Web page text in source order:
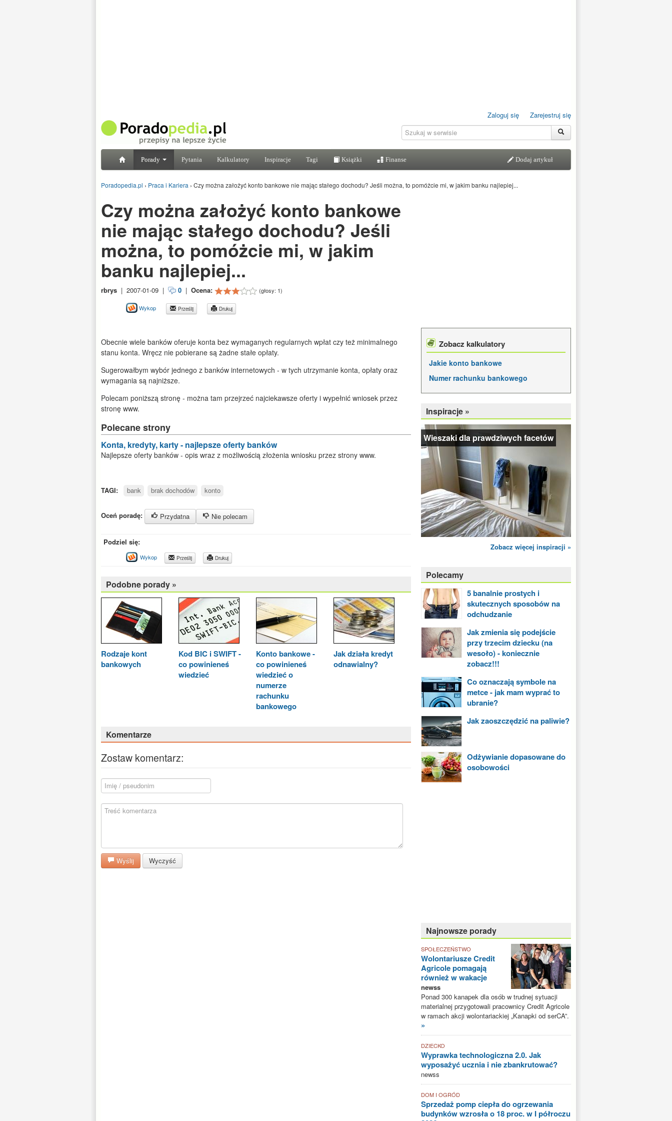
Zaloguj się Zarejestruj się
Porady Pytania Kalkulatory Inspiracje Tagi Książki Finanse Dodaj artykuł
Poradopedia.pl › Praca i Kariera › Czy można założyć konto bankowe nie mając stałego dochodu? Jeśli można, to pomóżcie mi, w jakim banku najlepiej...
Czy można założyć konto bankowe
nie mając stałego dochodu? Jeśli
można, to pomóżcie mi, w jakim
banku najlepiej...
rbrys | 2007-01-09 | 0 | Ocena: (głosy: 1)
Wykop Prześlij Drukuj
Obecnie wiele banków oferuje konta bez wymaganych regularnych wpłat czy też minimalnego
stanu konta. Wręcz nie pobierane są żadne stałe opłaty.
Sugerowałbym wybór jednego z banków internetowych - w tych utrzymanie konta, opłaty oraz
wymagania są najniższe.
Polecam poniższą stronę - można tam przejrzeć najciekawsze oferty i wypełnić wniosek przez
stronę www.
Polecane strony
Konta, kredyty, karty - najlepsze oferty banków
Najlepsze oferty banków - opis wraz z możliwością złożenia wniosku przez strony www.
TAGI: bank brak dochodów konto
Oceń poradę: Przydatna Nie polecam
Podziel się:
Wykop Prześlij Drukuj
Podobne porady »
Rodzaje kont
bankowych
Kod BIC i SWIFT -
co powinieneś
wiedzieć
Konto bankowe -
co powinieneś
wiedzieć o
numerze
rachunku
bankowego
Jak działa kredyt
odnawialny?
Komentarze
Zostaw komentarz:
Wyślij Wyczyść
Zobacz kalkulatory
Jakie konto bankowe
Numer rachunku bankowego
Inspiracje »
Wieszaki dla prawdziwych facetów
Zobacz więcej inspiracji »
Polecamy
5 banalnie prostych i
skutecznych sposobów na
odchudzanie
Jak zmienia się podejście
przy trzecim dziecku (na
wesoło) - koniecznie
zobacz!!!
Co oznaczają symbole na
metce - jak mam wyprać to
ubranie?
Jak zaoszczędzić na paliwie?
Odżywianie dopasowane do
osobowości
Najnowsze porady
SPOŁECZEŃSTWO
Wolontariusze Credit
Agricole pomagają
również w wakacje
newss
Ponad 300 kanapek dla osób w trudnej sytuacji
materialnej przygotowali pracownicy Credit Agricole
w ramach akcji wolontariackiej „Kanapki od serCA”.
»
DZIECKO
Wyprawka technologiczna 2.0. Jak
wyposażyć ucznia i nie zbankrutować?
newss
DOM I OGRÓD
Sprzedaż pomp ciepła do ogrzewania
budynków wzrosła o 18 proc. w I półroczu